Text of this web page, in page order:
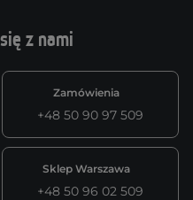
z nami
Zamówienia
+48 50 90 97 509
Sklep Warszawa
+48 50 96 02 509